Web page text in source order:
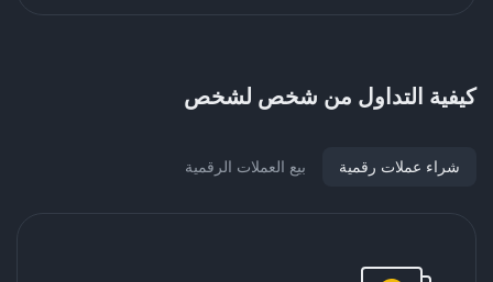
كيفية التداول من شخص لشخص
شراء عملات رقمية بيع العملات الرقمية